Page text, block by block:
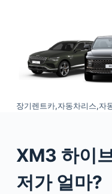
c
n
장기렌트카,자동차리스,자
XM3 하이
저가 얼마?